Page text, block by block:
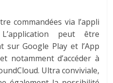
commandées via l’appli
peut être
sur Google Play et l’App
notamment d’accéder à
Ultra conviviale,